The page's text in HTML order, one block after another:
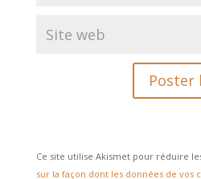
Ce site utilise Akismet pour réduire
sur la façon dont les données de vos